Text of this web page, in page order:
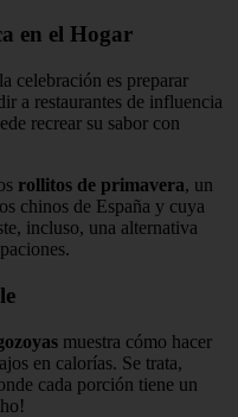
en el Hogar
celebración es preparar
a restaurantes de influencia
recrear su sabor con
rollitos de primavera, un
chinos de España y cuya
incluso, una alternativa
muestra cómo hacer
en calorías. Se trata,
cada porción tiene un